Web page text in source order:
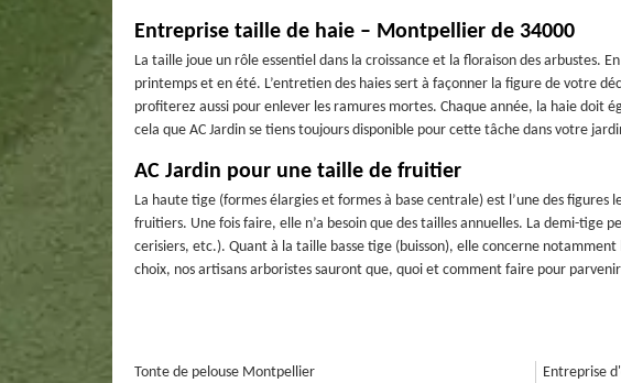
Entreprise taille de haie – Montpellier de 34000
La taille joue un rôle essentiel dans la croissance et la floraison des arbustes.
printemps et en été. L’entretien des haies sert à façonner la figure de votre
profiterez aussi pour enlever les ramures mortes. Chaque année, la haie doit
cela que AC Jardin se tiens toujours disponible pour cette tâche dans votre
AC Jardin pour une taille de fruitier
La haute tige (formes élargies et formes à base centrale) est l’une des figures
fruitiers. Une fois faire, elle n’a besoin que des tailles annuelles. La demi-tige
cerisiers, etc.). Quant à la taille basse tige (buisson), elle concerne
choix, nos artisans arboristes sauront que, quoi et comment faire pour
Tonte de pelouse Montpellier Entreprise